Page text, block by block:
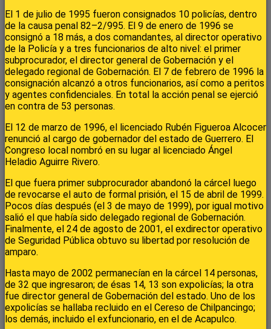
El 1 de julio de 1995 fueron consignados 10 policías, dentro
de la causa penal 82–2/995. El 9 de enero de 1996 se
consignó a 18 más, a dos comandantes, al director operativo
de la Policía y a tres funcionarios de alto nivel: el primer
subprocurador, el director general de Gobernación y el
delegado regional de Gobernación. El 7 de febrero de 1996 la
consignación alcanzó a otros funcionarios, así como a peritos
y agentes confidenciales. En total la acción penal se ejerció
en contra de 53 personas.
El 12 de marzo de 1996, el licenciado Rubén Figueroa Alcocer
renunció al cargo de gobernador del estado de Guerrero. El
Congreso local nombró en su lugar al licenciado Ángel
Heladio Aguirre Rivero.
El que fuera primer subprocurador abandonó la cárcel luego
de revocarse el auto de formal prisión, el 15 de abril de 1999.
Pocos días después (el 3 de mayo de 1999), por igual motivo
salió el que había sido delegado regional de Gobernación.
Finalmente, el 24 de agosto de 2001, el exdirector operativo
de Seguridad Pública obtuvo su libertad por resolución de
amparo.
Hasta mayo de 2002 permanecían en la cárcel 14 personas,
de 32 que ingresaron; de ésas 14, 13 son expolicías; la otra
fue director general de Gobernación del estado. Uno de los
expolicías se hallaba recluido en el Cereso de Chilpancingo;
los demás, incluido el exfuncionario, en el de Acapulco.